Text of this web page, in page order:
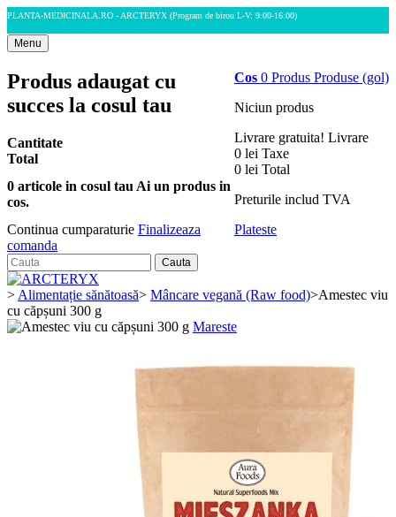
PLANTA-MEDICINALA.RO - ARCTERYX (Program de birou L-V: 9:00-16:00)
Menu
Cos 0 Produs Produse (gol)
Niciun produs
Livrare gratuita! Livrare
0 lei Taxe
0 lei Total
Preturile includ TVA
Plateste
Produs adaugat cu
succes la cosul tau
Cantitate
Total
0 articole in cosul tau Ai un produs in
cos.
Continua cumparaturie Finalizeaza
comanda
Cauta
> Alimentație sănătoasă> Mâncare vegană (Raw food)>Amestec viu
cu căpșuni 300 g
Mareste